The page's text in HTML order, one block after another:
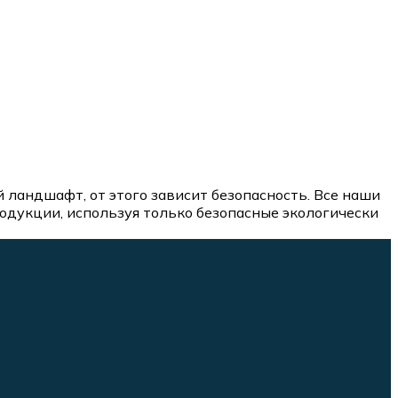
от этого зависит безопасность. Все наши
используя только безопасные экологически